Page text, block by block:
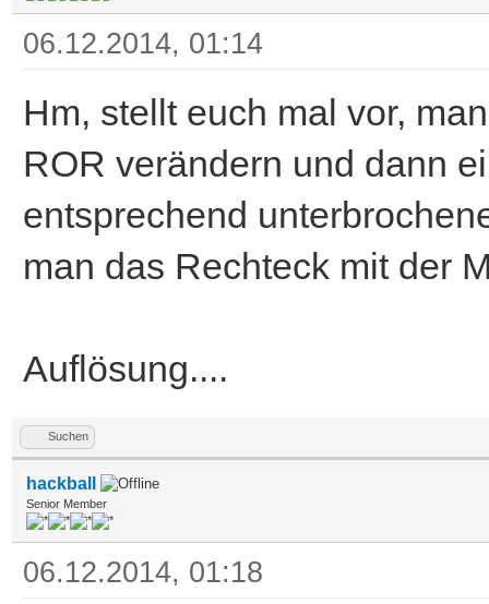
PatternDemo",1,0
*rp=RastPort(1)
WJam0
; first,test some
;the binary values
Decimal
;note: 1 is a point,0
20,30,200,30,1
06.12.2014, 01:14
Hm, stellt euch mal vor,
ROR verändern und dann
entsprechend
man das Rechteck mit der
Auflösung....
Suchen
hackball
Senior Member
06.12.2014, 01:18